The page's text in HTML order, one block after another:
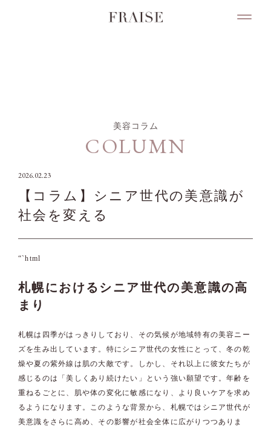
美容コラム
COLUMN
2026.02.23
【コラム】シニア世代の美意識が
社会を変える
“`html
札幌におけるシニア世代の美意識の高
まり
札幌は四季がはっきりしており、その気候が地域特有の美容ニー
ズを生み出しています。特にシニア世代の女性にとって、冬の乾
燥や夏の紫外線は肌の大敵です。しかし、それ以上に彼女たちが
感じるのは「美しくあり続けたい」という強い願望です。年齢を
重ねるごとに、肌や体の変化に敏感になり、より良いケアを求め
るようになります。このような背景から、札幌ではシニア世代が
美意識をさらに高め、その影響が社会全体に広がりつつありま